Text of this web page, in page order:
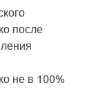
после
не в 100%